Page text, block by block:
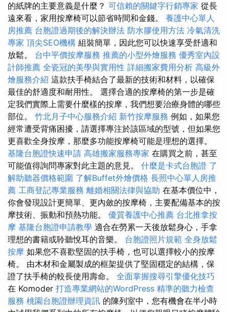
的紙牌的主要意義是什麼？ 可信賴的關鍵字行銷專家 從長
遠來看，家用按摩椅可以節省時間和金錢。 養護中心單人
房推薦 台胞證過期後的解決辦法 防水膠使用方法 冷氣清洗
專家 頂尖SEO機構 組裝簡單，因此您可以快速享受舒適和
放鬆。 台中平價按摩服務 推薦的小型外燴服務 優秀室內設
計師推薦 全瓷冠的美學與實用性 詳細搬家費用分析 高級外
燴服務介紹 這款扶手椅結合了最新的技術和材料，以確保
最佳的舒適度和耐用性。 選擇合適的按摩椅的第一步是確
定我們實際上需要什麼樣的按摩，我們想要治療身體的哪些
部位。 竹北月子中心服務介紹 新竹按摩服務 例如，如果您
經常遭受背痛困擾，請選擇專注於該區域的型號，但如果您
更喜歡全身按摩，那麼多功能按摩椅可能是理想的選擇。
基隆台胞證快速申請 高雄搬家服務專家 在購買之前，甚至
可能值得詢問專家對此主題的意見。 什麼是卡式台胞證 了
解助聽器價格範圍 了解Buffet外燴價格 長照中心單人房推
薦 工商登記專業服務 離婚相關法律與協助 在基本價位中，
你會發現設計更簡單、更內斂的按摩椅，主要配備基本的按
摩技術、振動和預熱功能。 優質養護中心推薦 台北推拿按
摩 基隆台胞證申請教學 適合在勞累一天後放鬆身心，手拿
理想的書籍或聆聽悅耳的音樂。 台胞證照片規範 全身放鬆
按摩 如果您不喜歡堅固的扶手椅，也可以選擇較小的按摩
椅。 由木材和金屬製成的框架提供了堅固穩定的結構，保
證了扶手椅的較長使用壽命。 全面掌握搜尋引擎優化技巧
在 Komoder 打造專業網站的WordPress 精準的聽力檢查
服務 桃園台胞證辦理資訊 的陳列室中，您有機會在半小時